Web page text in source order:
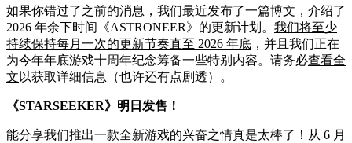
如果你错过了之前的消息，我们最近发布了一篇博文，介绍了
2026 年余下时间《ASTRONEER》的更新计划。 我们将至少
持续保持每月一次的更新节奏直至 2026 年底 ，并且我们正在
为今年年底游戏十周年纪念筹备一些特别内容。请务必查看全
文 以获取详细信息（也许还有点剧透）。
《STARSEEKER》明日发售！
能分享我们推出一款全新游戏的兴奋之情真是太棒了！从 6 月